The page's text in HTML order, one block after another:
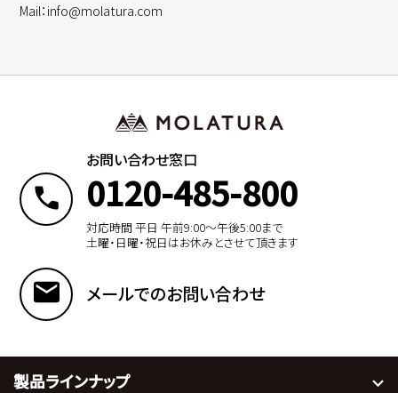
Mail：info@molatura.com
お問い合わせ窓口
0120-485-800
対応時間 平日 午前9:00〜午後5:00まで
土曜・日曜・祝日はお休みとさせて頂きます
メールでのお問い合わせ
製品ラインナップ